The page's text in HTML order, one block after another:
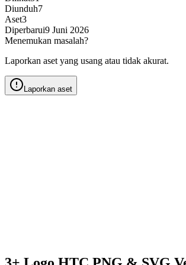
Diunduh7
Aset3
Diperbarui9 Juni 2026
Menemukan masalah?
Laporkan aset yang usang atau tidak akurat.
Laporkan aset